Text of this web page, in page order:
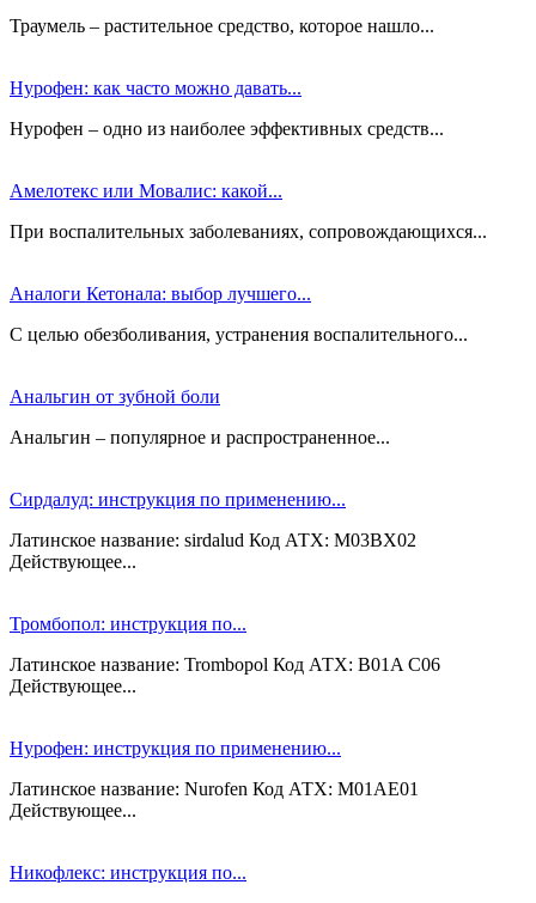
Траумель – растительное средство, которое нашло...
Нурофен: как часто можно давать...
Нурофен – одно из наиболее эффективных средств...
Амелотекс или Мовалис: какой...
При воспалительных заболеваниях, сопровождающихся...
Аналоги Кетонала: выбор лучшего...
С целью обезболивания, устранения воспалительного...
Анальгин от зубной боли
Анальгин – популярное и распространенное...
Сирдалуд: инструкция по применению...
Латинское название: sirdalud Код АТХ: M03BX02
Действующее...
Тромбопол: инструкция по...
Латинское название: Trombopol Код АТХ: B01A C06
Действующее...
Нурофен: инструкция по применению...
Латинское название: Nurofen Код АТХ: M01AE01
Действующее...
Никофлекс: инструкция по...